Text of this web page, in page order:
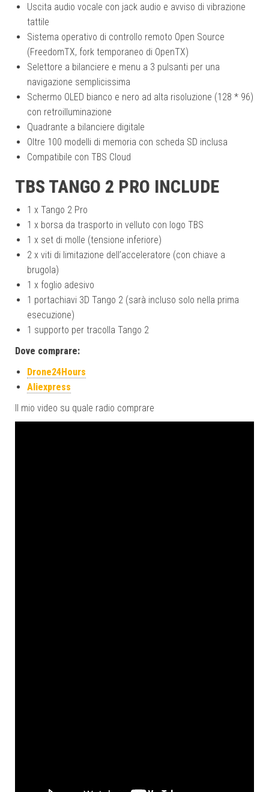
Uscita audio vocale con jack audio e avviso di vibrazione
tattile
Sistema operativo di controllo remoto Open Source
(FreedomTX, fork temporaneo di OpenTX)
Selettore a bilanciere e menu a 3 pulsanti per una
navigazione semplicissima
Schermo OLED bianco e nero ad alta risoluzione (128 * 96)
con retroilluminazione
Quadrante a bilanciere digitale
Oltre 100 modelli di memoria con scheda SD inclusa
Compatibile con TBS Cloud
TBS TANGO 2 PRO INCLUDE
1 x Tango 2 Pro
1 x borsa da trasporto in velluto con logo TBS
1 x set di molle (tensione inferiore)
2 x viti di limitazione dell’acceleratore (con chiave a
brugola)
1 x foglio adesivo
1 portachiavi 3D Tango 2 (sarà incluso solo nella prima
esecuzione)
1 supporto per tracolla Tango 2
Dove comprare:
Drone24Hours
Aliexpress
Il mio video su quale radio comprare